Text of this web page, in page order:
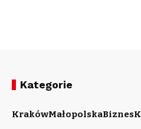
Kategorie
KrakówMałopolskaBiznes